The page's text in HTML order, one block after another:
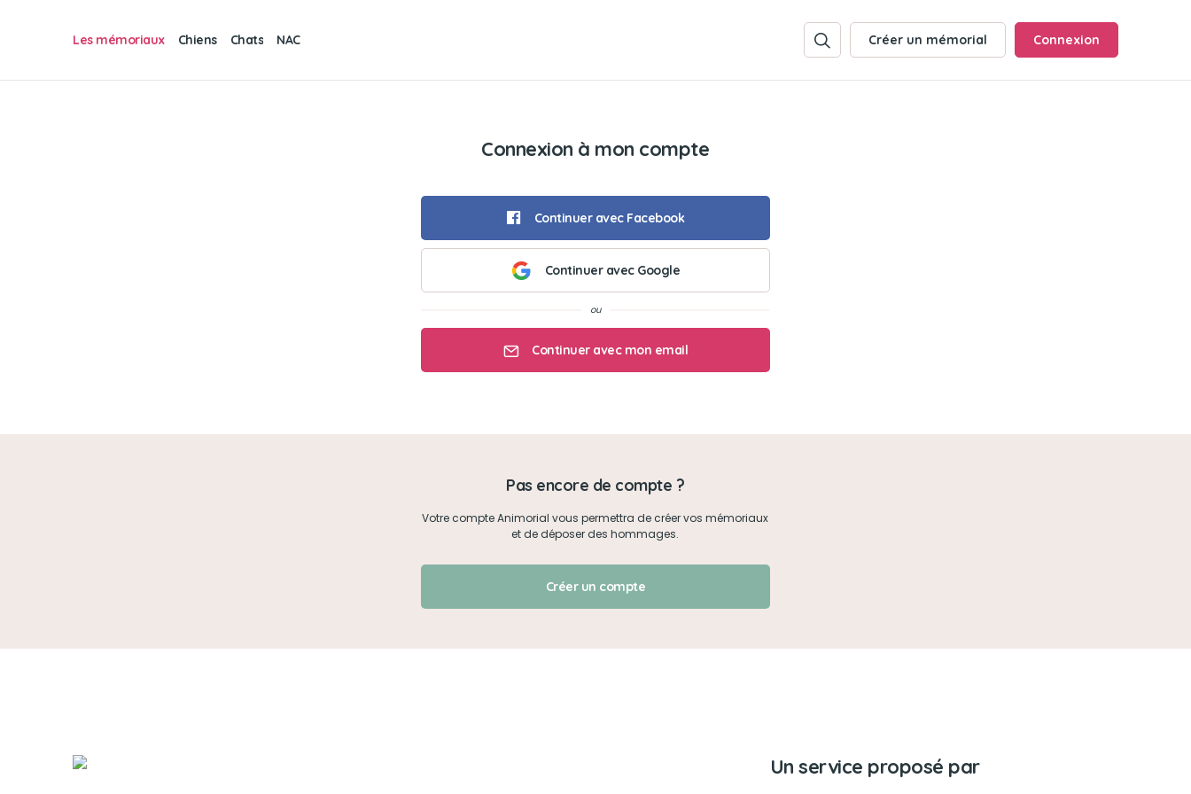
Les mémoriaux Chiens Chats NAC Créer un mémorial Connexion
Connexion à mon compte
Continuer avec Facebook
Continuer avec Google
Continuer avec mon email
Pas encore de compte ?
Votre compte Animorial vous permettra de créer vos mémoriaux
et de déposer des hommages.
Créer un compte
Un service proposé par